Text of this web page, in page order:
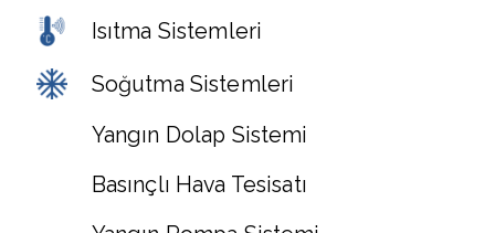
Isıtma Sistemleri
Soğutma Sistemleri
Yangın Dolap Sistemi
Basınçlı Hava Tesisatı